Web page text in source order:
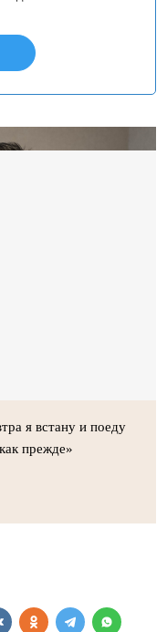
я встану и поеду
прежде»